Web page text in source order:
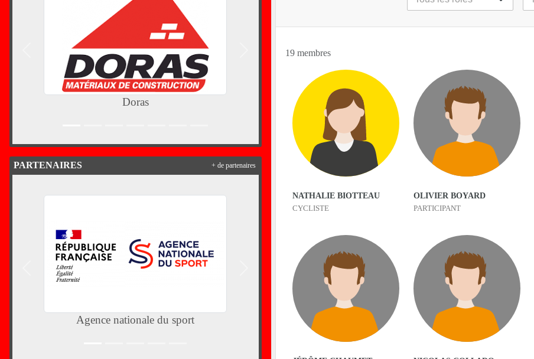
19 membres
NATHALIE BIOTTEAU
CYCLISTE
OLIVIER BOYARD
PARTICIPANT
Doras
PARTENAIRES
Agence nationale du sport
Précedent
+ de partenaires